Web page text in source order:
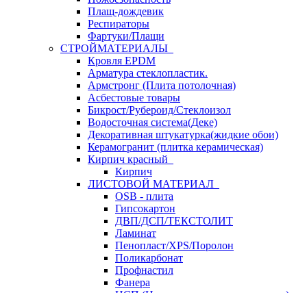
Плащ-дождевик
Респираторы
Фартуки/Плащи
СТРОЙМАТЕРИАЛЫ
Кровля ЕРDM
Арматура стеклопластик.
Армстронг (Плита потолочная)
Асбестовые товары
Бикрост/Рубероид/Стеклоизол
Водосточная система(Деке)
Декоративная штукатурка(жидкие обои)
Керамогранит (плитка керамическая)
Кирпич красный
Кирпич
ЛИСТОВОЙ МАТЕРИАЛ
OSB - плита
Гипсокартон
ДВП/ДСП/ТЕКСТОЛИТ
Ламинат
Пенопласт/XPS/Поролон
Поликарбонат
Профнастил
Фанера